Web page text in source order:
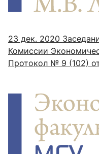
23 дек. 2020
Комиссии
Протокол № 9 (102)